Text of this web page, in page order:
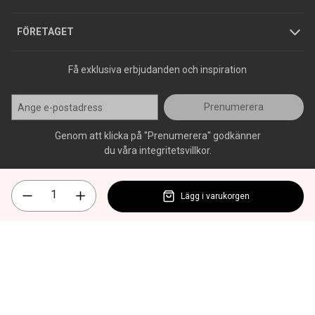
FÖRETAGET
Press
Få exklusiva erbjudanden och inspiration
Prenumerera
Genom att klicka på "Prenumerera" godkänner
du våra integritetsvillkor.
Lägg i varukorgen